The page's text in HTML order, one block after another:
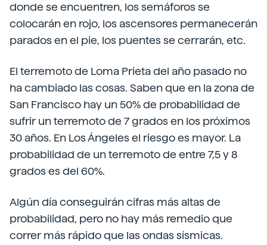
donde se encuentren, los semáforos se
colocarán en rojo, los ascensores permanecerán
parados en el pie, los puentes se cerrarán, etc.
El terremoto de Loma Prieta del año pasado no
ha cambiado las cosas. Saben que en la zona de
San Francisco hay un 50% de probabilidad de
sufrir un terremoto de 7 grados en los próximos
30 años. En Los Ángeles el riesgo es mayor. La
probabilidad de un terremoto de entre 7,5 y 8
grados es del 60%.
Algún día conseguirán cifras más altas de
probabilidad, pero no hay más remedio que
correr más rápido que las ondas sísmicas.